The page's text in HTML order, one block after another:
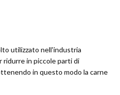
utilizzato nell'industria
ridurre in piccole parti di
in questo modo la carne